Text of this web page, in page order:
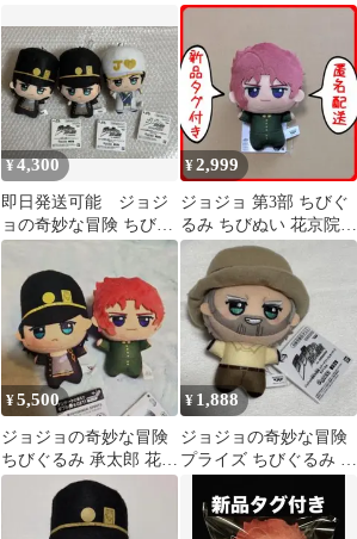
承太郎
ダース ちびぐるみ 花
¥4,300
即日発送可能 ジョジ
ョの奇妙な冒険 ちびぐ
るみ 空条承太郎3点セ
ット
¥2,999
ジョジョ 第3部 ちびぐ
るみ ちびぬい 花京院 1
点
¥5,500
ジョジョの奇妙な冒険
ちびぐるみ 承太郎 花京
院 (新品タグ付き)
¥ 1,888
ジョジョの奇妙な冒険
プライズ ちびぐるみ ぬ